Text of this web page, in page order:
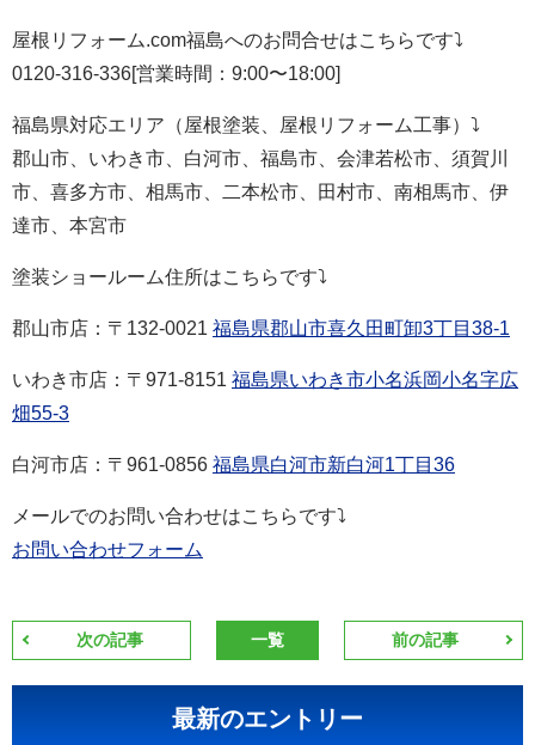
屋根リフォーム.com福島へのお問合せはこちらです⤵
0120-316-336[営業時間：9:00〜18:00]
福島県対応エリア（屋根塗装、屋根リフォーム工事）⤵
郡山市、 いわき市、 白河市、福島市、会津若松市、須賀川
市、喜多方市、相馬市、二本松市、田村市、南相馬市、伊
達市、本宮市
塗装ショールーム住所はこちらです⤵
郡山市店：〒132-0021 福島県郡山市喜久田町卸3丁目38-1
いわき市店： 〒971-8151 福島県いわき市小名浜岡小名字広
畑55-3
白河市店： 〒961-0856 福島県白河市新白河1丁目36
メールでのお問い合わせはこちらです⤵
お問い合わせフォーム
次の記事 一覧 前の記事
最新のエントリー